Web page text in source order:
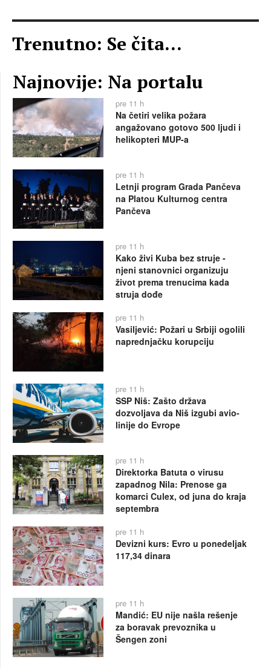
Trenutno: Se čita...
Najnovije: Na portalu
pre 11 h
Na četiri velika požara
angažovano gotovo 500 ljudi i
helikopteri MUP-a
pre 11 h
Letnji program Grada Pančeva
na Platou Kulturnog centra
Pančeva
pre 11 h
Kako živi Kuba bez struje -
njeni stanovnici organizuju
život prema trenucima kada
struja dođe
pre 11 h
Vasiljević: Požari u Srbiji ogolili
naprednjačku korupciju
pre 11 h
SSP Niš: Zašto država
dozvoljava da Niš izgubi avio-
linije do Evrope
pre 11 h
Direktorka Batuta o virusu
zapadnog Nila: Prenose ga
komarci Culex, od juna do kraja
septembra
pre 11 h
Devizni kurs: Evro u ponedeljak
117,34 dinara
pre 11 h
Mandić: EU nije našla rešenje
za boravak prevoznika u
Šengen zoni